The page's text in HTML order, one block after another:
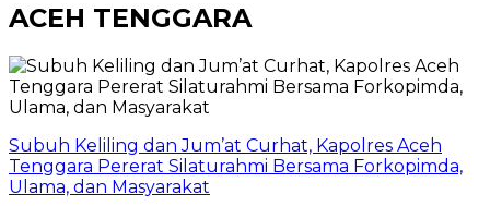
ACEH TENGGARA
Subuh Keliling dan Jum’at Curhat, Kapolres Aceh
Tenggara Pererat Silaturahmi Bersama Forkopimda,
Ulama, dan Masyarakat